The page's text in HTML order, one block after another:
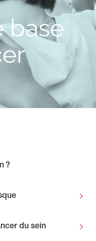
base
?
du sein